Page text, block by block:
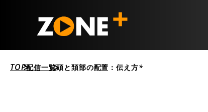
TOP配信一覧頭と頚部の配置：伝え方*